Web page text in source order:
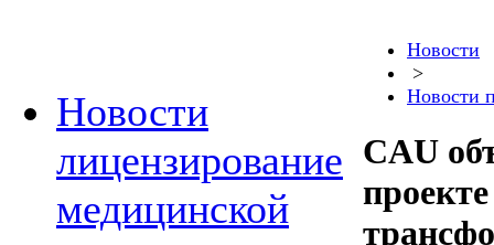
Новости
лицензирование
медицинской
Новости
>
Новости
CAU